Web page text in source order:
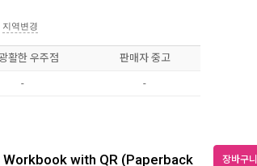
지역변경
활한 우주점 판매자 중고
- -
with QR (Paperback 장바구니